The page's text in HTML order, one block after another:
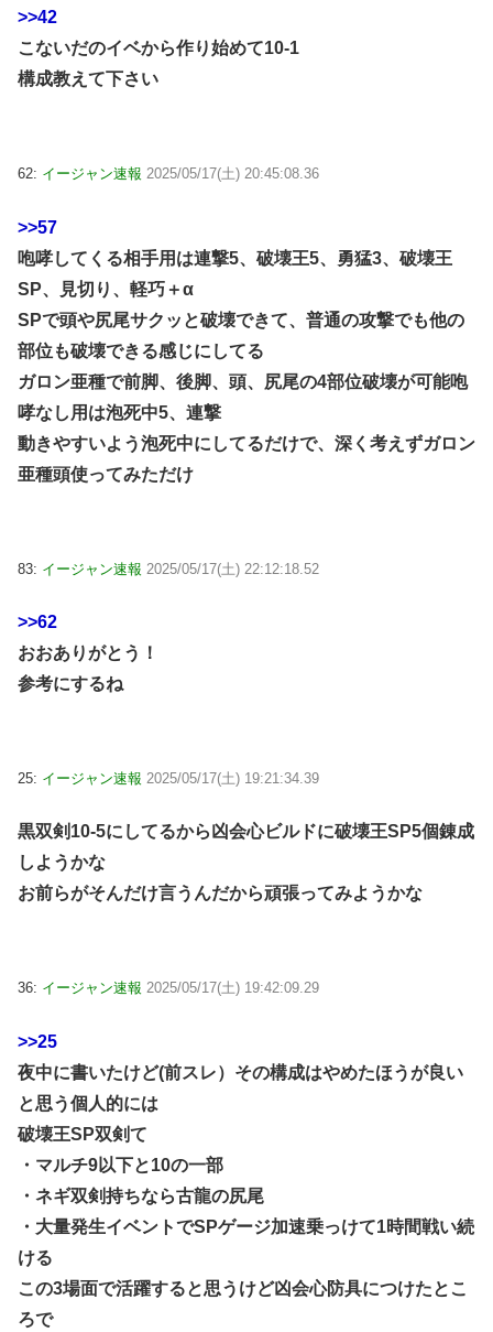
>>42
こないだのイベから作り始めて10-1
構成教えて下さい
62: イージャン速報 2025/05/17(土) 20:45:08.36
>>57
咆哮してくる相手用は連撃5、破壊王5、勇猛3、破壊王
SP、見切り、軽巧＋α
SPで頭や尻尾サクッと破壊できて、普通の攻撃でも他の
部位も破壊できる感じにしてる
ガロン亜種で前脚、後脚、頭、尻尾の4部位破壊が可能咆
哮なし用は泡死中5、連撃
動きやすいよう泡死中にしてるだけで、深く考えずガロン
亜種頭使ってみただけ
83: イージャン速報 2025/05/17(土) 22:12:18.52
>>62
おおありがとう！
参考にするね
25: イージャン速報 2025/05/17(土) 19:21:34.39
黒双剣10-5にしてるから凶会心ビルドに破壊王SP5個錬成
しようかな
お前らがそんだけ言うんだから頑張ってみようかな
36: イージャン速報 2025/05/17(土) 19:42:09.29
>>25
夜中に書いたけど(前スレ）その構成はやめたほうが良い
と思う個人的には
破壊王SP双剣て
・マルチ9以下と10の一部
・ネギ双剣持ちなら古龍の尻尾
・大量発生イベントでSPゲージ加速乗っけて1時間戦い続
ける
この3場面で活躍すると思うけど凶会心防具につけたとこ
ろで